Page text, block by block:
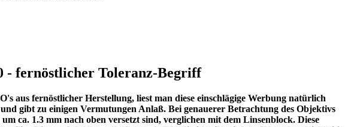
- fernöstlicher Toleranz-Begriff
aus fernöstlicher Herstellung, liest man diese einschlägige Werbung natürlich
gibt zu einigen Vermutungen Anlaß. Bei genauerer Betrachtung des Objektivs
ca. 1.3 mm nach oben versetzt sind, verglichen mit dem Linsenblock. Diese